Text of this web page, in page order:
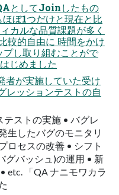
としてJoinしたもの
ぼ1つだけと現在と比
カルな品質課題が多く
較的自由に 時間をかけ
し取り組むことがで
じめました
が実施していた受け
レッションテストの自
ストの実施 • バグレ
生したバグのモニタリ
ロセスの改善 • シフト
グバッシュ)の運用 • 新
etc. 「QA ナニモワカラ